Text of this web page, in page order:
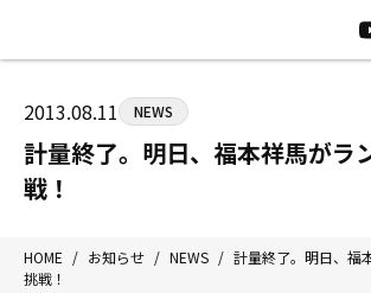
HOME
ジムについて
トレーニング
入会案内
施設紹介
会員様
サポー
2013.08.11 NEWS
計量終了。明日、福本祥馬がラ
戦！
HOME / お知らせ / NEWS / 計量終了。明日、福
挑戦！